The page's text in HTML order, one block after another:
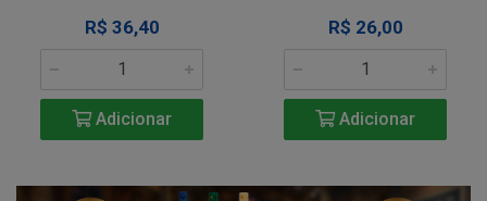
R$ 36,40
Adicionar
R$ 26,00
Adicionar